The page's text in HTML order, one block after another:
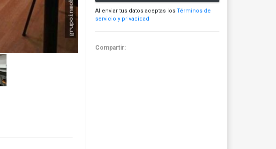
Al enviar tus datos aceptas los Términos de
servicio y privacidad
Compartir: